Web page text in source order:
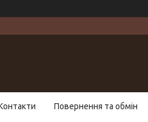
Повернення та обмін